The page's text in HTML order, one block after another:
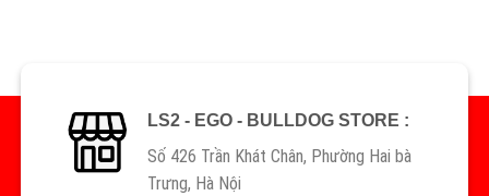
LS2 - EGO - BULLDOG STORE :
Số 426 Trần Khát Chân, Phường Hai bà
Trưng, Hà Nội